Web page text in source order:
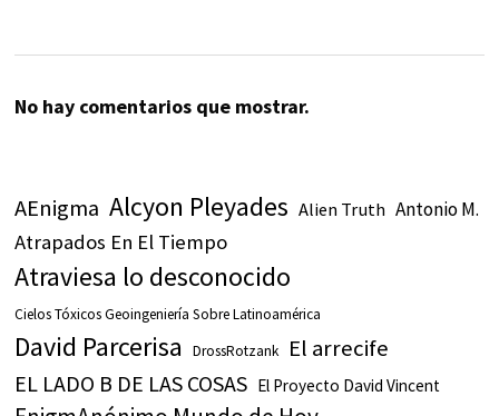
No hay comentarios que mostrar.
AEnigma Alcyon Pleyades Alien Truth Antonio M.
Atrapados En El Tiempo
Atraviesa lo desconocido
Cielos Tóxicos Geoingeniería Sobre Latinoamérica
David Parcerisa DrossRotzank El arrecife
EL LADO B DE LAS COSAS El Proyecto David Vincent